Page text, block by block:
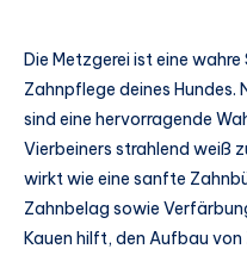
Die Metzgerei ist eine
Zahnpflege deines
sind eine hervorragende
Vierbeiners strahlend weiß
wirkt wie eine sanfte
Zahnbelag sowie
Kauen hilft, den Aufbau